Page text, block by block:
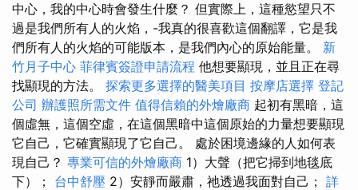
中心，我的中心時會發生什麼？ 但實際上，這種慾望只不
過是我們所有人的火焰，-我真的很喜歡這個翻譯，它是我
們所有人的火焰的可能版本，是我們內心的原始能量。 新
竹月子中心 菲律賓簽證申請流程 他想要顯現，並且正在尋
找顯現的方法。 探索更多選擇的醫美項目 按摩店選擇 登記
公司 辦護照所需文件 值得信賴的外燴廠商 起初有黑暗，這
個虛無，這個空虛，在這個黑暗中這個原始的力量想要顯現
它自己，它確實顯現了它自己。 處於困境邊緣的人如何表
現自己？ 專業可信的外燴廠商 1）大聲（把它掃到地毯底
下）； 台中舒壓 2）安靜而嚴肅，祂透過我面對自己； 詳